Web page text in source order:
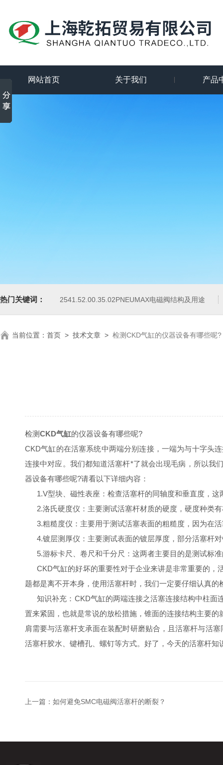
网站首页 关于我们 产品
热门关键词： 2541.52.00.35.02PNEUMAX电磁阀结构及用途
当前位置： 首页 > 技术文章 > 检测CKD气缸的仪器设备有哪些呢?
检测CKD气缸的仪器设备有哪些呢?
CKD气缸的在活塞系统中两端分别连接，一端为与十字头
连接中对应。我们都知道活塞杆*了就会出现毛病，所以我
器设备有哪些呢?请看以下详细内容：
1.V型块、磁性表座：检查活塞杆的同轴度和垂直度，这
2.洛氏硬度仪：主要测试活塞杆材质的硬度，硬度种类
3.粗糙度仪：主要用于测试活塞表面的粗糙度，因为在
4.镀层测厚仪：主要测试表面的镀层厚度，部分活塞杆
5.游标卡尺、卷尺和千分尺：这两者主要目的是测试标
CKD气缸的好坏的重要性对于企业来讲是非常重要的，
题都是离不开本身，使用活塞杆时，我们一定要仔细认真
知识补充：CKD气缸的两端连接之活塞连接结构中柱面
置来紧固，也就是常说的放松措施，锥面的连接结构主要
肩需要与活塞杆支承面在装配时研磨贴合，且活塞杆与活
活塞杆胶水、键槽孔、螺钉等方式。好了，今天的活塞杆
上一篇： 如何避免SMC电磁阀活塞杆的断裂？